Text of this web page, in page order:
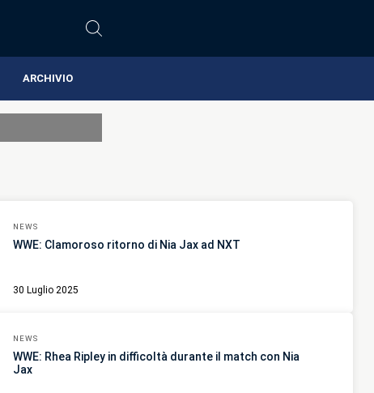
ARCHIVIO
NEWS
WWE: Clamoroso ritorno di Nia Jax ad NXT
30 Luglio 2025
NEWS
WWE: Rhea Ripley in difficoltà durante il match con Nia
Jax